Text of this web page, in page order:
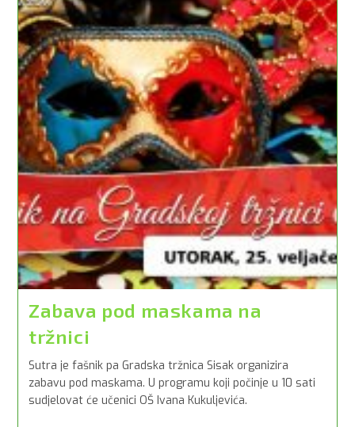
Zabava pod maskama na
tržnici
Sutra je fašnik pa Gradska tržnica Sisak organizira
zabavu pod maskama. U programu koji počinje u 10 sati
sudjelovat će učenici OŠ Ivana Kukuljevića.